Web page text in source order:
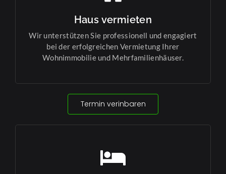
Haus vermieten
Wir unterstützen Sie professionell und engagiert
bei der erfolgreichen Vermietung Ihrer
Wohnimmobilie und Mehrfamilienhäuser.
Termin verinbaren